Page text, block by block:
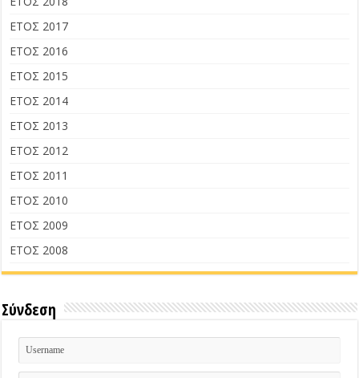
ΕΤΟΣ 2017
ΕΤΟΣ 2016
ΕΤΟΣ 2015
ΕΤΟΣ 2014
ΕΤΟΣ 2013
ΕΤΟΣ 2012
ΕΤΟΣ 2011
ΕΤΟΣ 2010
ΕΤΟΣ 2009
ΕΤΟΣ 2008
Σύνδεση